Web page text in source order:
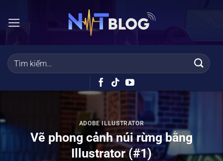
qua
dung
ADOBE ILLUSTRATOR
Vẽ phong cảnh núi rừng bằng
Illustrator (#1)